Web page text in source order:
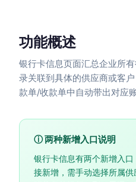
功能概述
银行卡信息页面汇总企业所
录关联到具体的供应商或客
款单/收款单中自动带出对应
ⓘ 两种新增入口说明
银行卡信息有两个新增入
接新增，需手动选择所属